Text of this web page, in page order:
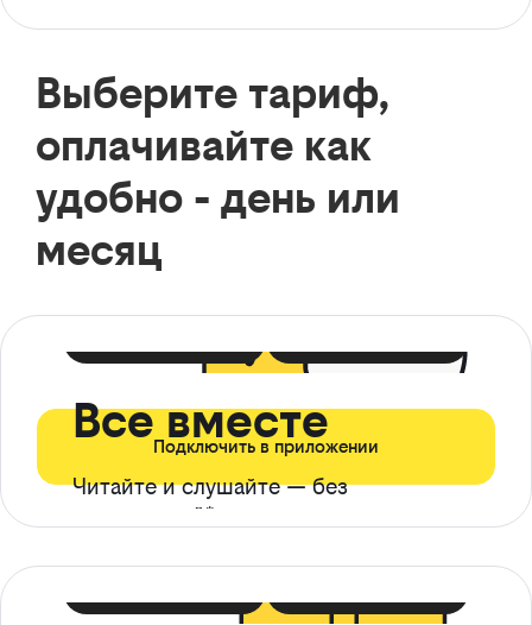
Выберите тариф,
оплачивайте как
удобно - день или
месяц
Все вместе
Читайте и слушайте — без
ограничений*
Подключить в приложении